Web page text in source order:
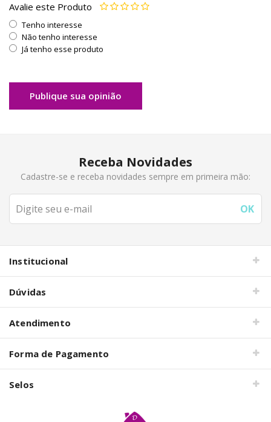
Avalie este Produto
Tenho interesse
Não tenho interesse
Já tenho esse produto
Publique sua opinião
Receba Novidades
Cadastre-se e receba novidades sempre em primeira mão:
Institucional
Dúvidas
Atendimento
Forma de Pagamento
Selos